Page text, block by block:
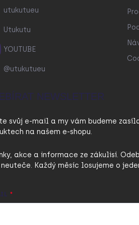
utukutueu
Utukutu
YOUTUBE
@utukutueu
NEWSLETTER
svůj e-mail a my vám budeme
na našem e-shopu.
akce a informace ze zákulisí.
Každý měsíc losujeme o